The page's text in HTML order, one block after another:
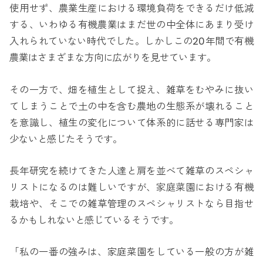
使用せず、農業生産における環境負荷をできるだけ低減
する、いわゆる有機農業はまだ世の中全体にあまり受け
入れられていない時代でした。しかしこの20年間で有機
農業はさまざまな方向に広がりを見せています。
その一方で、畑を植生として捉え、雑草をむやみに抜い
てしまうことで土の中を含む農地の生態系が壊れること
を意識し、植生の変化について体系的に話せる専門家は
少ないと感じたそうです。
長年研究を続けてきた人達と肩を並べて雑草のスペシャ
リストになるのは難しいですが、家庭菜園における有機
栽培や、そこでの雑草管理のスペシャリストなら目指せ
るかもしれないと感じているそうです。
「私の一番の強みは、家庭菜園をしている一般の方が雑